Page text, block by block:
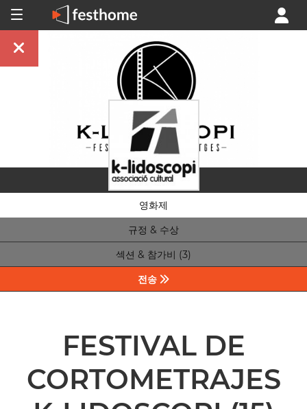
영화제
규정 & 수상
섹션 & 참가비 (3)
전송
FESTIVAL DE
CORTOMETRAJES